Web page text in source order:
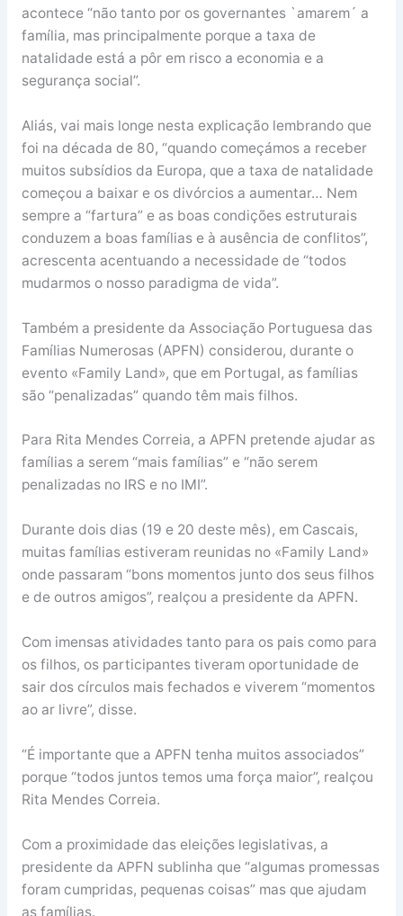
acontece “não tanto por os governantes `amarem´ a
família, mas principalmente porque a taxa de
natalidade está a pôr em risco a economia e a
segurança social”.
Aliás, vai mais longe nesta explicação lembrando que
foi na década de 80, “quando começámos a receber
muitos subsídios da Europa, que a taxa de natalidade
começou a baixar e os divórcios a aumentar… Nem
sempre a “fartura” e as boas condições estruturais
conduzem a boas famílias e à ausência de conflitos”,
acrescenta acentuando a necessidade de “todos
mudarmos o nosso paradigma de vida”.
Também a presidente da Associação Portuguesa das
Famílias Numerosas (APFN) considerou, durante o
evento «Family Land», que em Portugal, as famílias
são “penalizadas” quando têm mais filhos.
Para Rita Mendes Correia, a APFN pretende ajudar as
famílias a serem “mais famílias” e “não serem
penalizadas no IRS e no IMI”.
Durante dois dias (19 e 20 deste mês), em Cascais,
muitas famílias estiveram reunidas no «Family Land»
onde passaram “bons momentos junto dos seus filhos
e de outros amigos”, realçou a presidente da APFN.
Com imensas atividades tanto para os pais como para
os filhos, os participantes tiveram oportunidade de
sair dos círculos mais fechados e viverem “momentos
ao ar livre”, disse.
“É importante que a APFN tenha muitos associados”
porque “todos juntos temos uma força maior”, realçou
Rita Mendes Correia.
Com a proximidade das eleições legislativas, a
presidente da APFN sublinha que “algumas promessas
foram cumpridas, pequenas coisas” mas que ajudam
as famílias.